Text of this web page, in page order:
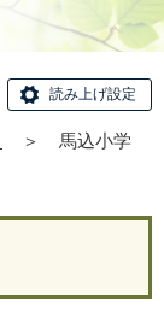
読み上げ設定
＞
馬込小学